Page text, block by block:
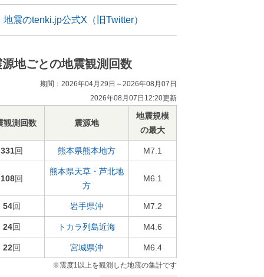
地震のtenki.jp公式X（旧Twitter）
源地ごとの地震観測回数
期間：2026年04月29日～2026年08月07日
2026年08月07日12:20更新
観測回数 震源地
地震規模
の最大
331回 熊本県熊本地方 M7.1
108回
熊本県天草・芦北地
方
M6.1
54回 岩手県沖 M7.2
24回 トカラ列島近海 M4.6
22回 宮城県沖 M6.4
※震度1以上を観測した地震の集計です